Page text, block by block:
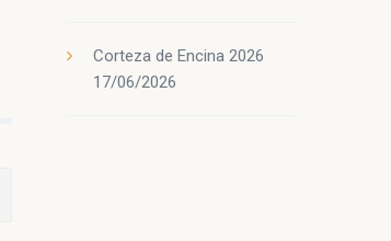
Corteza de Encina 2026
17/06/2026